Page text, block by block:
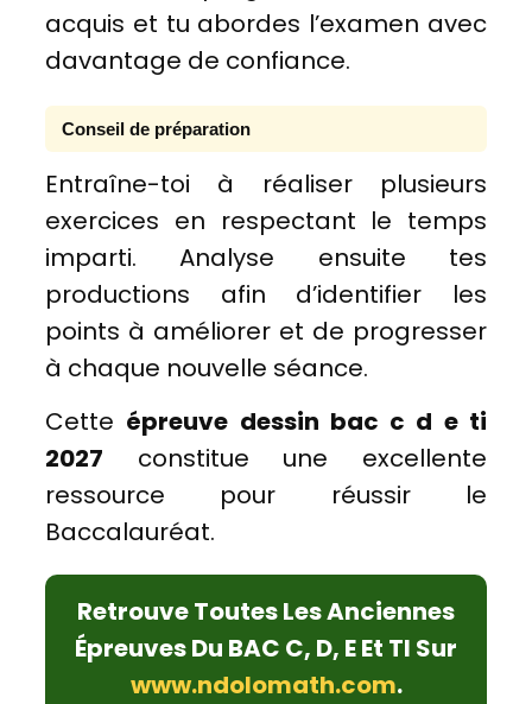
acquis et tu abordes l’examen avec
davantage de confiance.
Conseil de préparation
Entraîne-toi à réaliser plusieurs
exercices en respectant le temps
imparti. Analyse ensuite tes
productions afin d’identifier les
points à améliorer et de progresser
à chaque nouvelle séance.
Cette épreuve dessin bac c d e ti
2027 constitue une excellente
ressource pour réussir le
Baccalauréat.
Retrouve Toutes Les Anciennes
Épreuves Du BAC C, D, E Et TI Sur
www.ndolomath.com.